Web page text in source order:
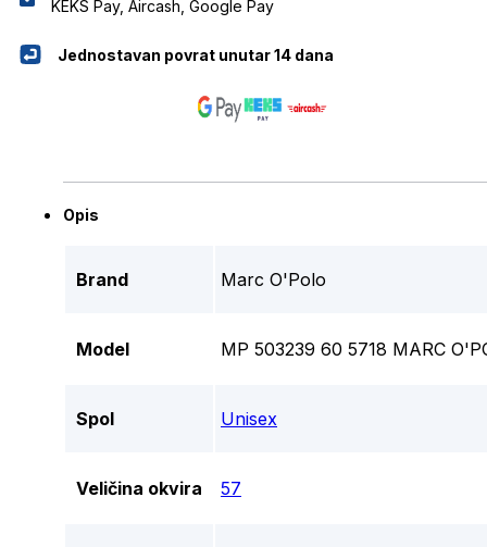
KEKS Pay, Aircash, Google Pay
Jednostavan povrat unutar 14 dana
Opis
Brand Marc O'Polo
Model MP 503239 60 5718 MARC
Spol Unisex
Veličina okvira 57